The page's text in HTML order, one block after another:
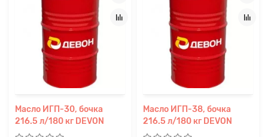
Масло ИГП-30, бочка
216.5 л/180 кг DEVON
Масло ИГП-38, бочка
216.5 л/180 кг DEVON